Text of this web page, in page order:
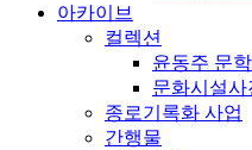
아카이브
컬렉션
윤동주 문학
문화시설사
종로기록화 사업
간행물